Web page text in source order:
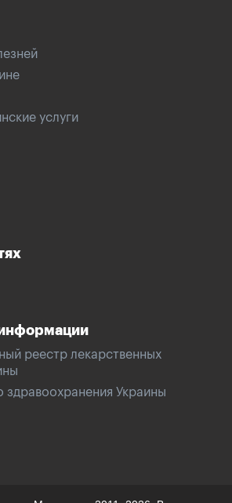
услуги
реестр лекарственных
здравоохранения Украины